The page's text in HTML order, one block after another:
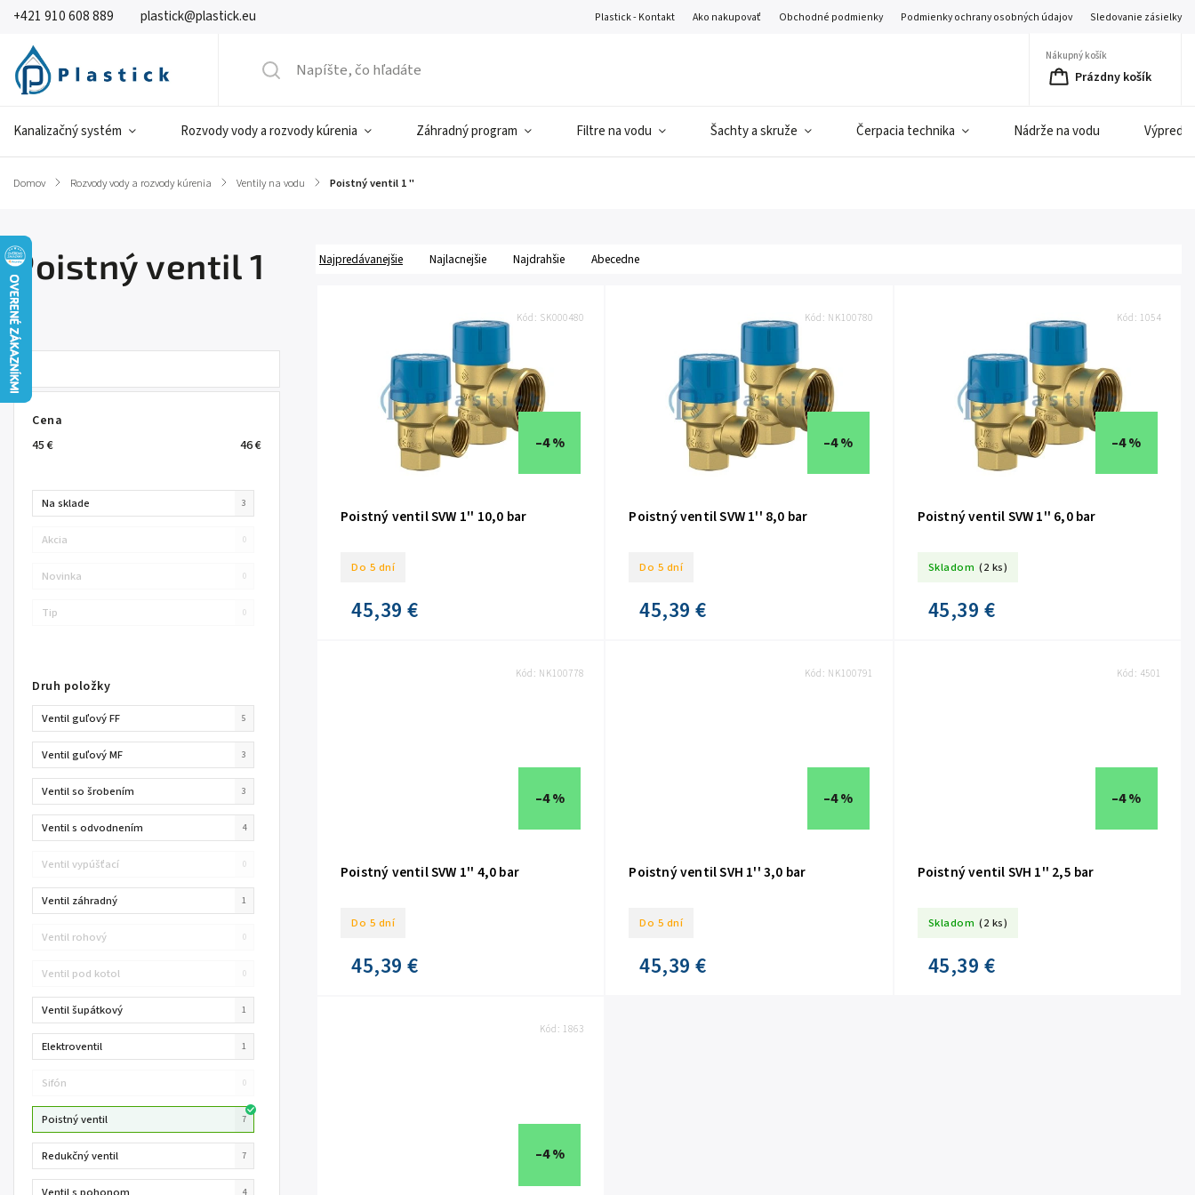
+421 910 608 889 plastick@plastick.eu Plastick - Kontakt Ako nakupovať Obchodné podmienky Podmienky ochrany osobných údajov Sledovanie zásielky
Nákupný košík
Prázdny košík
Kanalizačný systém Rozvody vody a rozvody kúrenia Záhradný program Filtre na vodu Šachty a skruže Čerpacia technika Nádrže na vodu
Domov / Rozvody vody a rozvody kúrenia / Ventily na vodu / Poistný ventil 1 ''
Poistný ventil 1
''
Cena
45€ 46€
Na sklade 3
Akcia 0
Novinka 0
Tip 0
Druh položky
Ventil guľový FF 5
Ventil guľový MF 3
Ventil so šrobením 3
Ventil s odvodnením 4
Ventil vypúšťací 0
Ventil záhradný 1
Ventil rohový 0
Ventil pod kotol 0
Ventil šupátkový 1
Elektroventil 1
Sifón 0
Poistný ventil 7
Redukčný ventil 7
4
Najpredávanejšie Najlacnejšie Najdrahšie Abecedne
–4 %
Poistný ventil SVW 1'' 10,0 bar
Do 5 dní
45,39 €
Kód: SK000480
–4 %
Poistný ventil SVW 1'' 8,0 bar
Do 5 dní
45,39 €
Kód: NK100780
–4 %
Poistný ventil SVW 1'' 6,0 bar
Skladom (2 ks)
45,39 €
Kód: 1054
–4 %
Poistný ventil SVW 1'' 4,0 bar
Do 5 dní
45,39 €
Kód: NK100778
–4 %
Poistný ventil SVH 1'' 3,0 bar
Do 5 dní
45,39 €
Kód: NK100791
–4 %
Poistný ventil SVH 1'' 2,5 bar
Skladom (2 ks)
45,39 €
Kód: 4501
–4 %
Kód: 1863